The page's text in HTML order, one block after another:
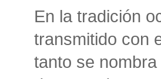
En la tradición
transmitido con
tanto se